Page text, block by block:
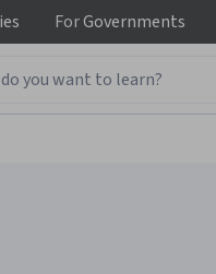
ForGovernments